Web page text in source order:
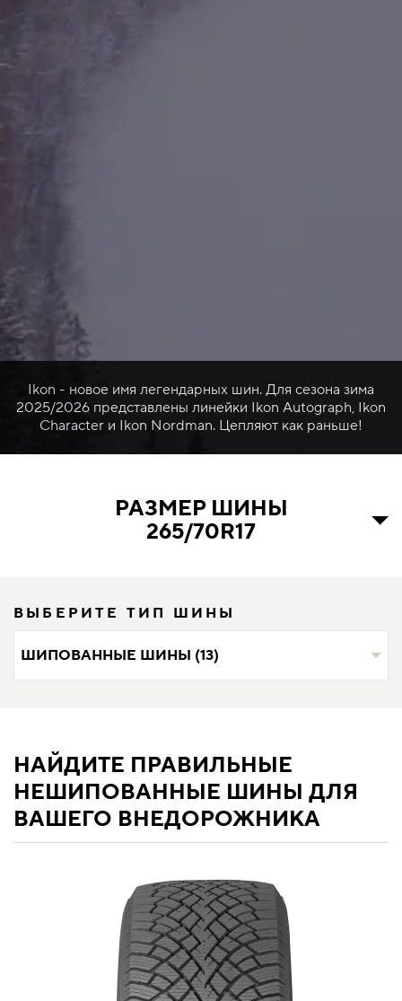
Ikon - новое имя легендарных шин. Для сезона зима
2025/2026 представлены линейки Ikon Autograph, Ikon
Character и Ikon Nordman. Цепляют как раньше!
РАЗМЕР ШИНЫ
265/70R17
ВЫБЕРИТЕ ТИП ШИНЫ
ШИПОВАННЫЕ ШИНЫ (13)
НАЙДИТЕ ПРАВИЛЬНЫЕ
НЕШИПОВАННЫЕ ШИНЫ ДЛЯ
ВАШЕГО ВНЕДОРОЖНИКА